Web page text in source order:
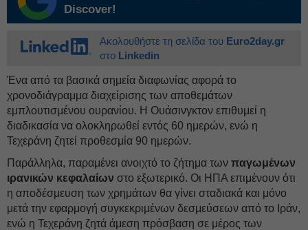
Discover!
Ακολουθήστε τη σελίδα του Euro2day.gr
στο Linkedin
Ένα από τα βασικά σημεία διαφωνίας αφορά το
χρονοδιάγραμμα διαχείρισης των αποθεμάτων
εμπλουτισμένου ουρανίου. Η Ουάσινγκτον επιθυμεί η
διαδικασία να ολοκληρωθεί εντός 60 ημερών, ενώ η
Τεχεράνη ζητεί προθεσμία 90 ημερών.
Παράλληλα, παραμένει ανοιχτό το ζήτημα των παγωμένων
ιρανικών κεφαλαίων στο εξωτερικό. Οι ΗΠΑ επιμένουν ότι
η αποδέσμευση των χρημάτων θα γίνει σταδιακά και μόνο
μετά την εφαρμογή συγκεκριμένων δεσμεύσεων από το Ιράν,
ενώ η Τεχεράνη ζητά άμεση πρόσβαση σε μέρος των